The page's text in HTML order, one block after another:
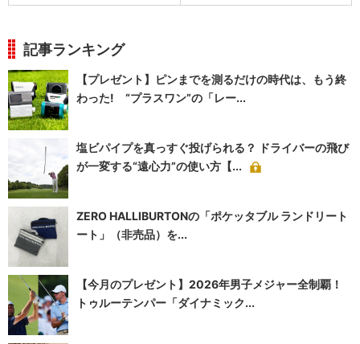
記事ランキング
【プレゼント】ピンまでを測るだけの時代は、もう終
わった! “プラスワン”の「レー...
塩ビパイプを真っすぐ投げられる？ ドライバーの飛び
が一変する“遠心力”の使い方【...
ZERO HALLIBURTONの「ポケッタブル ランドリート
ート」（非売品）を...
【今月のプレゼント】2026年男子メジャー全制覇！
トゥルーテンパー「ダイナミック...